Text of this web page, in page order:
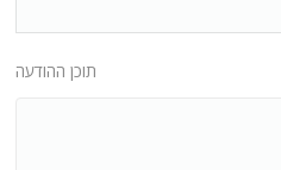
תוכן ההודעה